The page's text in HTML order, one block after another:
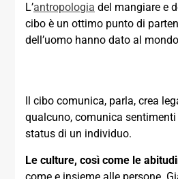
L’antropologia del mangiare e
cibo è un ottimo punto di
dell’uomo hanno dato al
Il cibo comunica, parla, crea
qualcuno, comunica
status di un individuo.
Le culture, così come le